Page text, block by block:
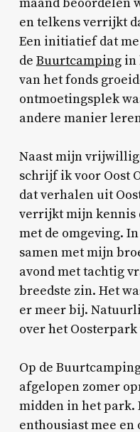
en telkens verrijkt
Een initiatief dat
de Buurtcampingin
van het fonds
ontmoetingsplek
andere manier
Naast mijn
schrijf ik voor Oost
dat verhalen uit
verrijkt mijn kennis
met de omgeving.
samen met mijn
avond met tachtig
breedste zin. Het
er meer bij.
over het
Op de
afgelopen zomer
midden in het park.
enthousiast mee